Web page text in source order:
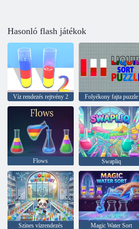
Hasonló flash játékok
Víz rendezés rejtvény 2 Folyékony fajta puzzle
Flows Swapliq
Színes vízrendezés Magic Water Sort